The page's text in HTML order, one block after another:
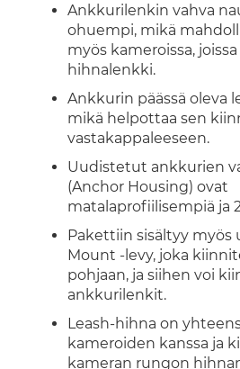
Ankkurilenkin vahva
ohuempi, mikä
myös kameroissa,
hihnalenkki.
Ankkurin päässä oleva
mikä helpottaa sen
vastakappaleeseen.
Uudistetut ankkurien
(Anchor Housing) ovat
matalaprofiilisempiä ja
Pakettiin sisältyy myös
Mount -levy, joka
pohjaan, ja siihen voi
ankkurilenkit.
Leash-hihna on
kameroiden kanssa ja
kameran rungon